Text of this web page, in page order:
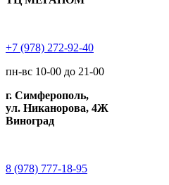
+7 (978) 272-92-40
пн-вс 10-00 до 21-00
г. Симферополь,
ул. Никанорова, 4Ж
Виноград
8 (978) 777-18-95